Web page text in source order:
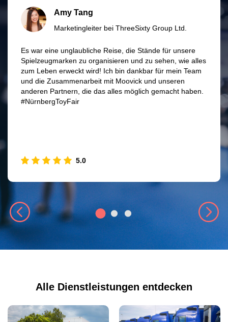
Amy Tang
Marketingleiter bei ThreeSixty Group Ltd.
Es war eine unglaubliche Reise, die Stände für unsere
Spielzeugmarken zu organisieren und zu sehen, wie alles
zum Leben erweckt wird! Ich bin dankbar für mein Team
und die Zusammenarbeit mit Moovick und unseren
anderen Partnern, die das alles möglich gemacht haben.
#NürnbergToyFair
5.0
Alle Dienstleistungen entdecken